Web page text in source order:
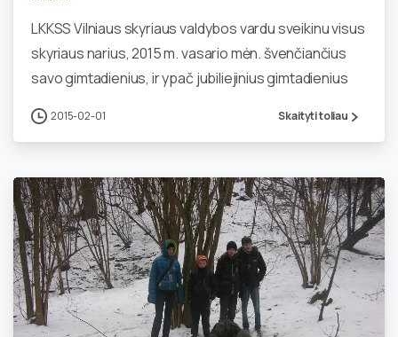
LKKSS Vilniaus skyriaus valdybos vardu sveikinu visus
skyriaus narius, 2015 m. vasario mėn. švenčiančius
savo gimtadienius, ir ypač jubiliejinius gimtadienius
2015-02-01 Skaityti toliau